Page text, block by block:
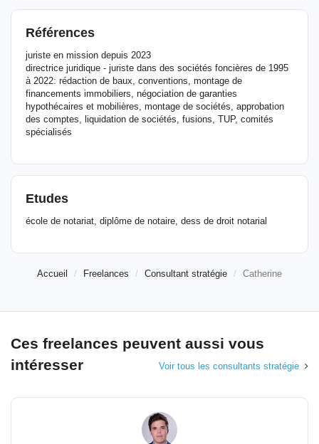
Références
juriste en mission depuis 2023
directrice juridique - juriste dans des sociétés foncières de 1995
à 2022: rédaction de baux, conventions, montage de
financements immobiliers, négociation de garanties
hypothécaires et mobilières, montage de sociétés, approbation
des comptes, liquidation de sociétés, fusions, TUP, comités
spécialisés
Etudes
école de notariat, diplôme de notaire, dess de droit notarial
Accueil Freelances Consultant stratégie Catherine
Ces freelances peuvent aussi vous
intéresser
Voir tous les consultants stratégie